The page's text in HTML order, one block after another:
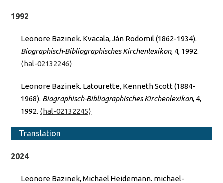
1992
Leonore Bazinek. Kvacala, Ján Rodomil (1862-1934).
Biographisch-Bibliographisches Kirchenlexikon, 4, 1992.
⟨hal-02132246⟩
Leonore Bazinek. Latourette, Kenneth Scott (1884-
1968). Biographisch-Bibliographisches Kirchenlexikon, 4,
1992. ⟨hal-02132245⟩
Translation
2024
Leonore Bazinek, Michael Heidemann. michael-